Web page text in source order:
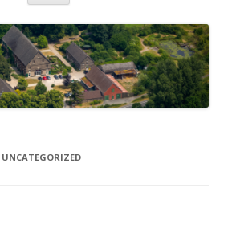
springen
UNCATEGORIZED